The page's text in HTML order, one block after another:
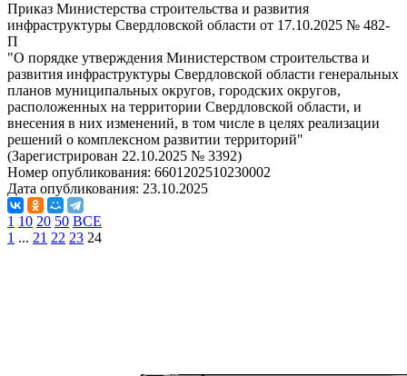
Приказ Министерства строительства и развития
инфраструктуры Свердловской области от 17.10.2025 № 482-
П
"О порядке утверждения Министерством строительства и
развития инфраструктуры Свердловской области генеральных
планов муниципальных округов, городских округов,
расположенных на территории Свердловской области, и
внесения в них изменений, в том числе в целях реализации
решений о комплексном развитии территорий"
(Зарегистрирован 22.10.2025 № 3392)
Номер опубликования: 6601202510230002
Дата опубликования: 23.10.2025
1 10 20 50 ВСЕ
1 ... 21 22 23 24